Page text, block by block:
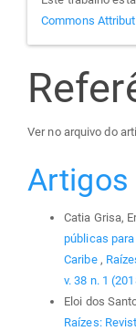
Commons
Ver no arquivo do
Artigos
Catia Grisa,
públicas
Caribe ,
v. 38 n. 1
Eloi dos
Raízes: